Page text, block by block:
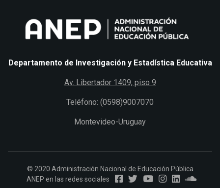
Departamento de Investigación y Estadística Educativa
Av. Libertador 1409, piso 9
Teléfono: (0598)9007070
Montevideo-Uruguay
© 2020 Administración Nacional de Educación Pública
ANEP en las redes sociales